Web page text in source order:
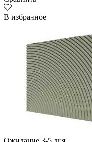
В избранное
Ожидание 3-5 дня